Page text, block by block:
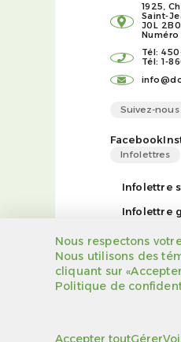
Nous respectons
Nous utilisons des
cliquant sur
Politique de
Accepter toutGérer
1925,
Saint-
J0L
Tél:
Tél: 1-
Suivez-nous
Facebook
Infolettres
Infolettre
Infolettre